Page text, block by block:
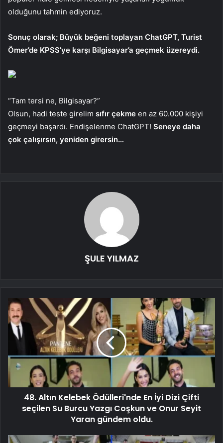
olduğunu tahmin ediyoruz.
Sonuç olarak; Büyük beğeni toplayan ChatGPT, Turist
Ömer’de KPSS’ye karşı Bilgisayar’a geçmek üzereydi.
“Tam tersi ne, Bilgisayar?”
Olsun, hadi teste girelim sıfır çekme en az 60.000 kişiyi
geçmeyi başardı. Endişelenme ChatGPT! Seneye daha
çok çalışırsın, yeniden girersin…
ŞULE YILMAZ
48. Altın Kelebek Ödülleri'nde En İyi Dizi Çifti
seçilen Su Burcu Yazgı Coşkun ve Onur Seyit
Yaran gündem oldu.